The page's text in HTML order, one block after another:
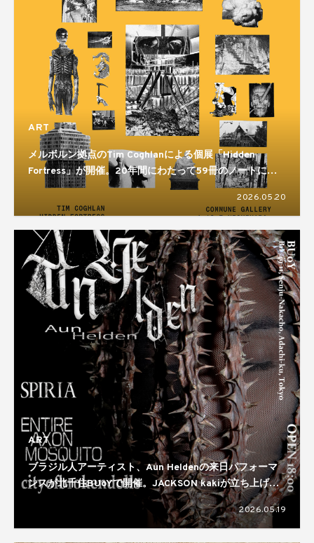
ART
メルボルン拠点のTim Coghlanによる個展「Hidden
Fortress」が開催。20年間にわたって59冊のノートに残
してきた制作活動をまとめた展示となる
2026.05.20
ART
ブラジル人アーティスト、Aun Heldenの来日パフォーマ
ンスが北千住BUoYで開催。JACKSON kakiが立ち上げた
アートコレクティブ、EMTIRE AXON MOSQUITO主催の
2026.05.19